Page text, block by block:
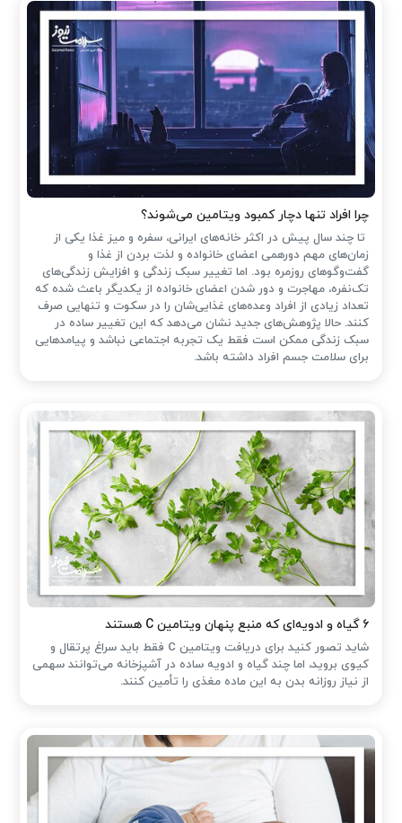
چرا افراد تنها دچار کمبود ویتامین می‌شوند؟
تا چند سال پیش در اکثر خانه‌های ایرانی، سفره و میز غذا یکی از
زمان‌های مهم دورهمی اعضای خانواده و لذت بردن از غذا و
گفت‌وگوهای روزمره بود. اما تغییر سبک زندگی و افزایش زندگی‌های
تک‌نفره، مهاجرت و دور شدن اعضای خانواده از یکدیگر باعث شده که
تعداد زیادی از افراد وعده‌های غذایی‌شان را در سکوت و تنهایی صرف
کنند. حالا پژوهش‌های جدید نشان می‌دهد که این تغییر ساده در
سبک زندگی ممکن است فقط یک تجربه اجتماعی نباشد و پیامدهایی
برای سلامت جسم افراد داشته باشد.
۶ گیاه و ادویه‌ای که منبع پنهان ویتامین C هستند
شاید تصور کنید برای دریافت ویتامین C فقط باید سراغ پرتقال و
کیوی بروید، اما چند گیاه و ادویه ساده در آشپزخانه می‌توانند سهمی
از نیاز روزانه بدن به این ماده مغذی را تأمین کنند.